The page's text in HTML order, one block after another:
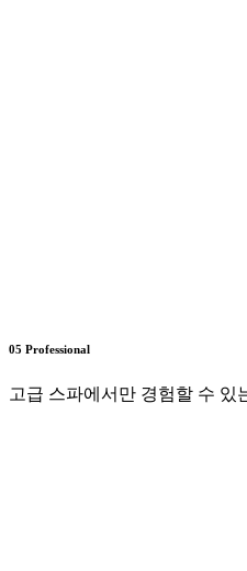
05 Professional
고급 스파에서만 경험할 수 있